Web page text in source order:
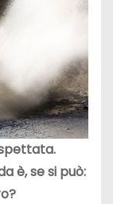
è, se si può: